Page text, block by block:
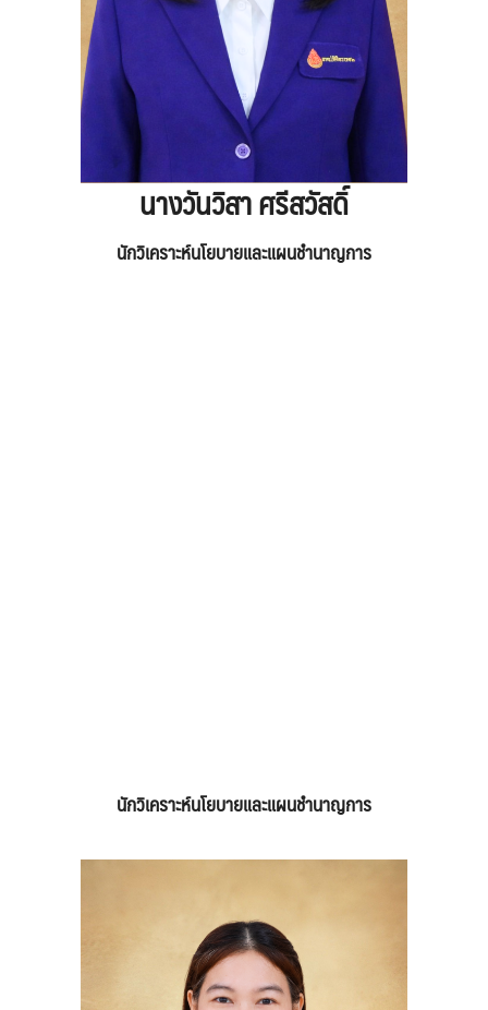
นางวันวิสา ศรีสวัสดิ์
นักวิเคราะห์นโยบายและแผนชำนาญการ
นักวิเคราะห์นโยบายและแผนชำนาญการ